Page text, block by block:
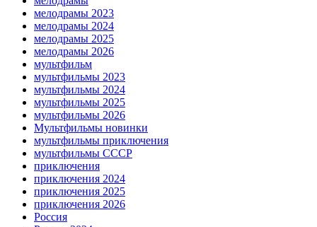
мелодрамы 2023
мелодрамы 2024
мелодрамы 2025
мелодрамы 2026
мультфильм
мультфильмы 2023
мультфильмы 2024
мультфильмы 2025
мультфильмы 2026
Мультфильмы новинки
мультфильмы приключения
мультфильмы СССР
приключения
приключения 2024
приключения 2025
приключения 2026
Россия